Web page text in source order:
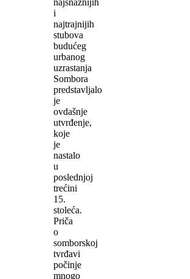
najsnažnijih
i
najtrajnijih
stubova
budućeg
urbanog
uzrastanja
Sombora
predstavljalo
je
ovdašnje
utvrđenje,
koje
je
nastalo
u
poslednjoj
trećini
15.
stoleća.
Priča
o
somborskoj
tvrđavi
počinje
mnogo